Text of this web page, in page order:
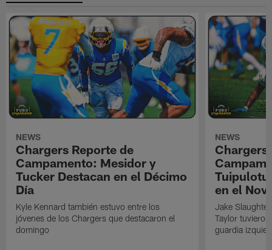
NEWS
Chargers Reporte de
Campamento: Mesidor y
Tucker Destacan en el Décimo
Día
Kyle Kennard también estuvo entre los
jóvenes de los Chargers que destacaron el
domingo
NEWS
Chargers
Tuipulotu
en el
Jake
Taylor
guardia